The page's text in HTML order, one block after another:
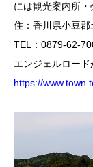
には観光案内所・
住：香川県小豆郡
TEL：0879-62-
エンジェルロー
https://